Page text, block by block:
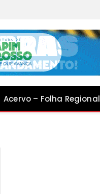
Acervo – Folha Regional